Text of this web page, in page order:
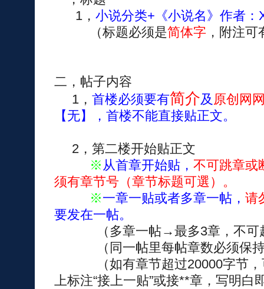
1， 小说分类+《小说名》作者：
（标题必须是简体字，附注可
二，帖子内容
1， 首楼必须要有简介及 原创网
【无】，首楼不能直接贴正文。
2，第二楼开始贴正文
※ 从首章开始贴， 不可跳章或
须有章节号（章节标题可選）。
※一章一贴或者多章一帖， 请
要发在一帖。
（多章一帖→最多3章，不可
（同一帖里每帖章数必须保持
（如有章节超过20000字节，
上标注“接上一贴”或接**章，写明白